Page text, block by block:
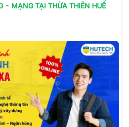
- MẠNGTẠI THỪA THIÊN HUẾ